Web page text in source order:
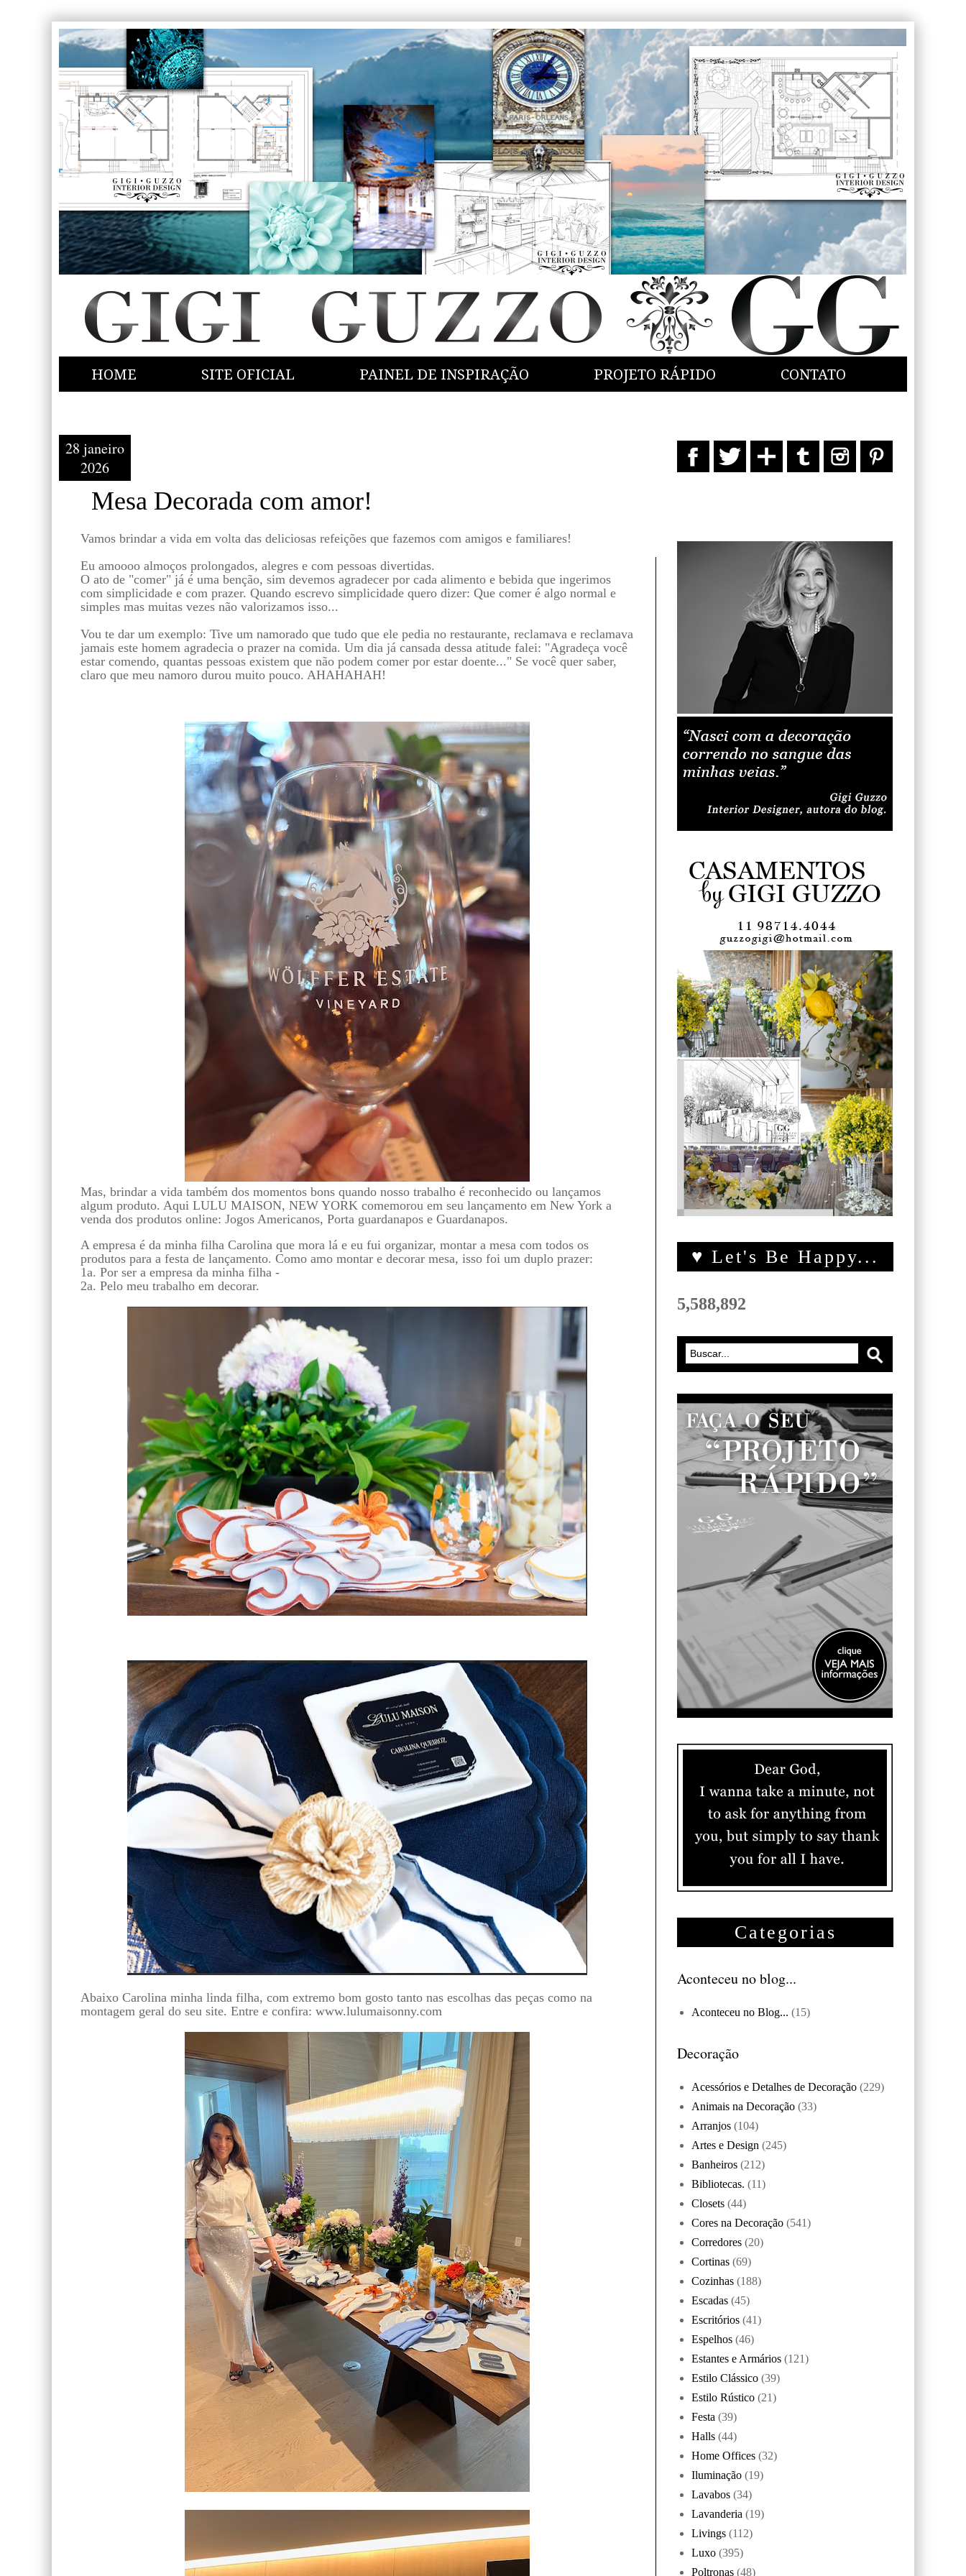
HOME SITE OFICIAL PAINEL DE INSPIRAÇÃO PROJETO RÁPIDO CONTATO
28 janeiro
2026
Mesa Decorada com amor!
Vamos brindar a vida em volta das deliciosas refeições que fazemos com amigos e familiares!
Eu amoooo almoços prolongados, alegres e com pessoas divertidas.
O ato de "comer" já é uma benção, sim devemos agradecer por cada alimento e bebida que ingerimos
com simplicidade e com prazer. Quando escrevo simplicidade quero dizer: Que comer é algo normal e
simples mas muitas vezes não valorizamos isso...
Vou te dar um exemplo: Tive um namorado que tudo que ele pedia no restaurante, reclamava e reclamava
jamais este homem agradecia o prazer na comida. Um dia já cansada dessa atitude falei: "Agradeça você
estar comendo, quantas pessoas existem que não podem comer por estar doente..." Se você quer saber,
claro que meu namoro durou muito pouco. AHAHAHAH!
Mas, brindar a vida também dos momentos bons quando nosso trabalho é reconhecido ou lançamos
algum produto. Aqui LULU MAISON, NEW YORK comemorou em seu lançamento em New York a
venda dos produtos online: Jogos Americanos, Porta guardanapos e Guardanapos.
A empresa é da minha filha Carolina que mora lá e eu fui organizar, montar a mesa com todos os
produtos para a festa de lançamento. Como amo montar e decorar mesa, isso foi um duplo prazer:
1a. Por ser a empresa da minha filha -
2a. Pelo meu trabalho em decorar.
Abaixo Carolina minha linda filha, com extremo bom gosto tanto nas escolhas das peças como na
montagem geral do seu site. Entre e confira: www.lulumaisonny.com
♥ Let's Be Happy...
5,588,892
Categorias
Aconteceu no blog...
Aconteceu no Blog... (15)
Decoração
Acessórios e Detalhes de Decoração (229)
Animais na Decoração (33)
Arranjos (104)
Artes e Design (245)
Banheiros (212)
Bibliotecas. (11)
Closets (44)
Cores na Decoração (541)
Corredores (20)
Cortinas (69)
Cozinhas (188)
Escadas (45)
Escritórios (41)
Espelhos (46)
Estantes e Armários (121)
Estilo Clássico (39)
Estilo Rústico (21)
Festa (39)
Halls (44)
Home Offices (32)
Iluminação (19)
Lavabos (34)
Lavanderia (19)
Livings (112)
Luxo (395)
Poltronas (48)